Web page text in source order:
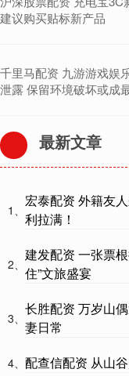
建议购买贴标新产品
千里马配资 九游游戏娱
泄露 保留环境破坏或成
最新文章
1、
宏泰配资 外籍友
利拉满！
2、
建发配资 一张票
住”文旅盛宴
3、
长胜配资 万岁山
妻日常
4、 配查信配资 从山